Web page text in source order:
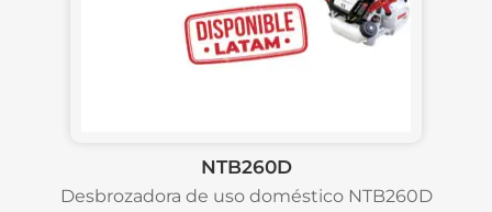
NTB260D
Desbrozadora de uso doméstico NTB260D